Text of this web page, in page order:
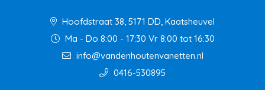
Hoofdstraat 38, 5171 DD, Kaatsheuvel
Ma - Do 8:00 - 17:30 Vr 8:00 tot 16:30
info@vandenhoutenvanetten.nl
0416-530895